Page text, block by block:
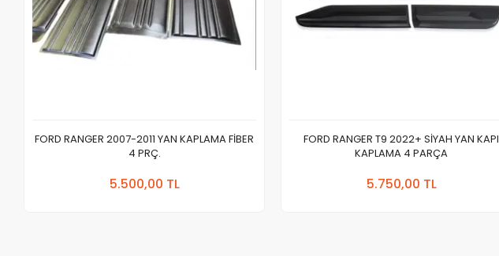
FORD RANGER 2007-2011 YAN KAPLAMA FİBER
4 PRÇ.
5.500,00 TL
FORD RANGER T9 2022+ SİYAH YAN KAPI
KAPLAMA 4 PARÇA
5.750,00 TL